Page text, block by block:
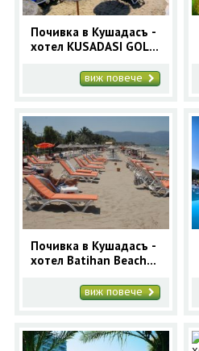
Почивка в Кушадасъ -
хотел KUSADASI GOLF
записваниявиж повече
Почивка в Кушадасъ -
хотел Batihan Beach
записвания 2025
виж повече